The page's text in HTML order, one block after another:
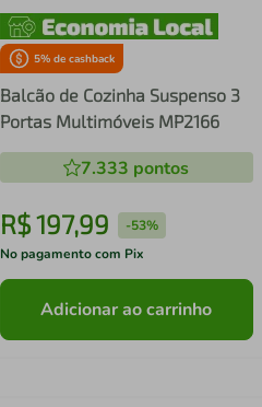
5% de cashback
Balcão de Cozinha Suspenso 3
Portas Multimóveis MP2166
7.333 pontos
R$197,99 -53%
No pagamento com Pix
Adicionar ao carrinho